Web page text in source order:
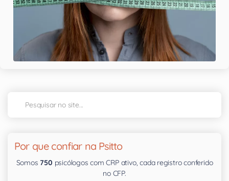
Por que confiar na Psitto
Somos 750 psicólogos com CRP ativo, cada registro conferido
no CFP.